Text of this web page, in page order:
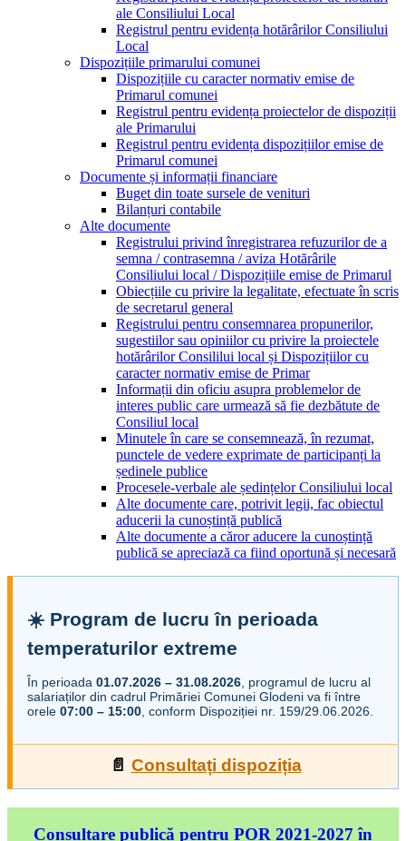
ale Consiliului Local
Registrul pentru evidența hotărârilor Consiliului
Local
Dispozițiile primarului comunei
Dispozițiile cu caracter normativ emise de
Primarul comunei
Registrul pentru evidența proiectelor de dispoziții
ale Primarului
Registrul pentru evidența dispozițiilor emise de
Primarul comunei
Documente și informații financiare
Buget din toate sursele de venituri
Bilanțuri contabile
Alte documente
Registrului privind înregistrarea refuzurilor de a
semna / contrasemna / aviza Hotărârile
Consiliului local / Dispozițiile emise de Primarul
Obiecțiile cu privire la legalitate, efectuate în scris
de secretarul general
Registrului pentru consemnarea propunerilor,
sugestiilor sau opiniilor cu privire la proiectele
hotărârilor Consililui local și Dispozițiilor cu
caracter normativ emise de Primar
Informații din oficiu asupra problemelor de
interes public care urmează să fie dezbătute de
Consiliul local
Minutele în care se consemnează, în rezumat,
punctele de vedere exprimate de participanți la
ședinele publice
Procesele-verbale ale ședințelor Consiliului local
Alte documente care, potrivit legii, fac obiectul
aducerii la cunoștință publică
Alte documente a căror aducere la cunoștință
publică se apreciază ca fiind oportună și necesară
☀️ Program de lucru în perioada
temperaturilor extreme
În perioada 01.07.2026 – 31.08.2026 , programul de lucru al
salariaților din cadrul Primăriei Comunei Glodeni va fi între
orele 07:00 – 15:00 , conform Dispoziției nr. 159/29.06.2026.
📄 Consultați dispoziția
Consultare publică pentru POR 2021-2027 în